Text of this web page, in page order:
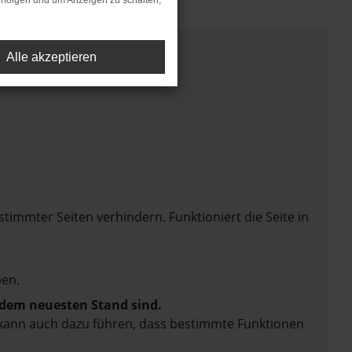
Seiten verhindern. Funktioniert die Seite in
neuesten Stand sind.
auch dazu führen, dass bestimmte Funktionen
Alle akzeptieren